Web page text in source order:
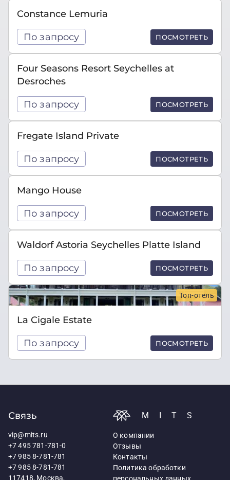
Constance Lemuria
По запросу ПОСМОТРЕТЬ
Four Seasons Resort Seychelles at
Desroches
По запросу ПОСМОТРЕТЬ
Fregate Island Private
По запросу ПОСМОТРЕТЬ
Mango House
По запросу ПОСМОТРЕТЬ
Waldorf Astoria Seychelles Platte Island
По запросу ПОСМОТРЕТЬ
Топ-отель
La Cigale Estate
По запросу ПОСМОТРЕТЬ
Связь
vip@mits.ru
+7 495 781-781-0
+7 985 8-781-781
+7 985 8-781-781
117418, Москва,
MITS
О компании
Отзывы
Контакты
Политика обработки